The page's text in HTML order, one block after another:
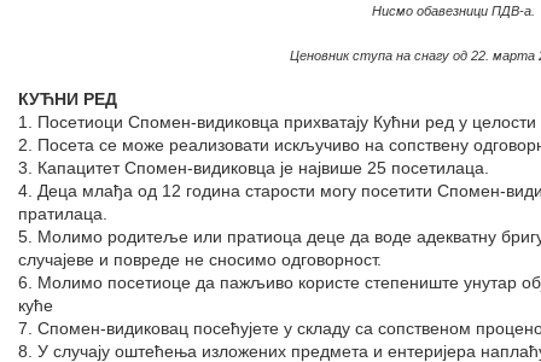
Нисмо обавезници ПДВ-а.
Ценовник ступа на снагу од 22. марта
КУЋНИ РЕД
1. Посетиоци Спомен-видиковца прихватају Кућни ред у
2. Посета се може реализовати искључиво на сопствену
3. Капацитет Спомен-видиковца је највише 25 посетилаца.
4. Деца млађа од 12 година старости могу посетити Спомен-
пратилаца.
5. Молимо родитеље или пратиоца деце да воде адекватну
случајеве и повреде не сносимо одговорност.
6. Молимо посетиоце да пажљиво користе степениште унутар
куће
7. Спомен-видиковац посећујете у складу са сопственом
8. У случају оштећења изложених предмета и ентеријера